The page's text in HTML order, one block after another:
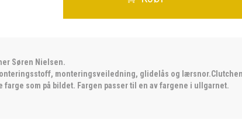
Søren Nielsen.
monteringsveiledning, glidelås og lærsnor.Clutchen
som på bildet. Fargen passer til en av fargene i ullgarnet.